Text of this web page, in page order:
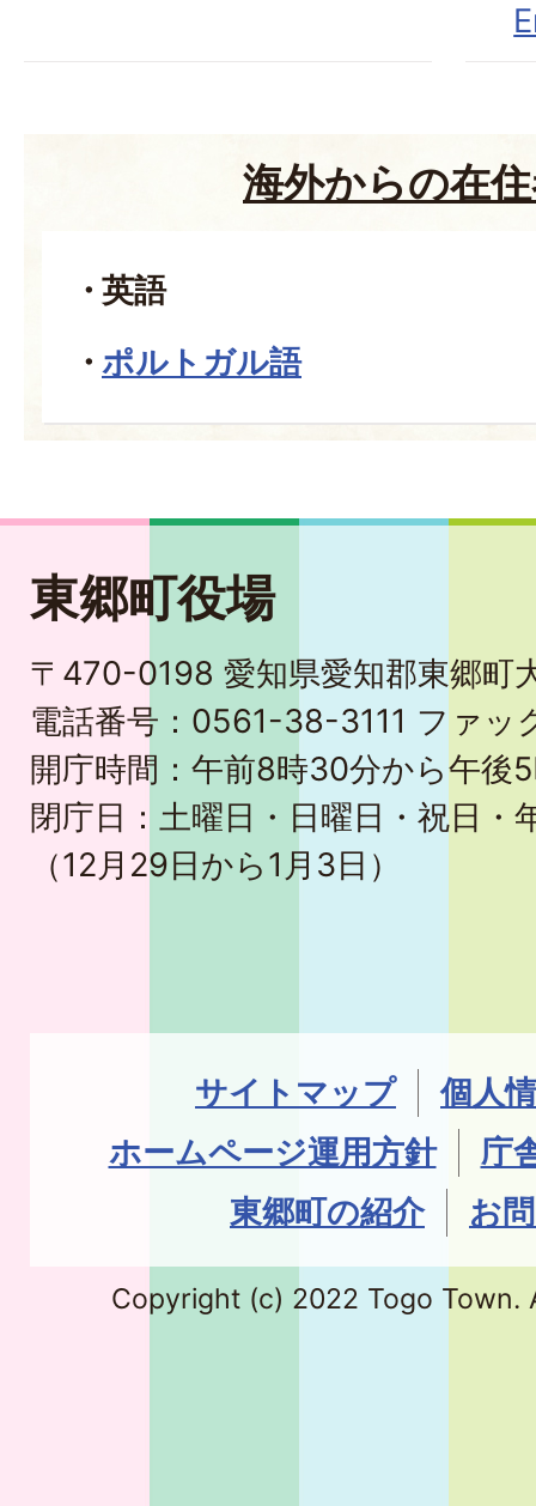
海外からの在
英語
ポルトガル語
東郷町役場
〒470-0198 愛知県愛知郡東郷町
電話番号：0561-38-3111 ファ
開庁時間：午前8時30分から午後
閉庁日：土曜日・日曜日・祝日・
（12月29日から1月3日）
サイトマップ
個人
ホームページ運用方針
庁
東郷町の紹介
お
Copyright (c) 2022 Togo Town.